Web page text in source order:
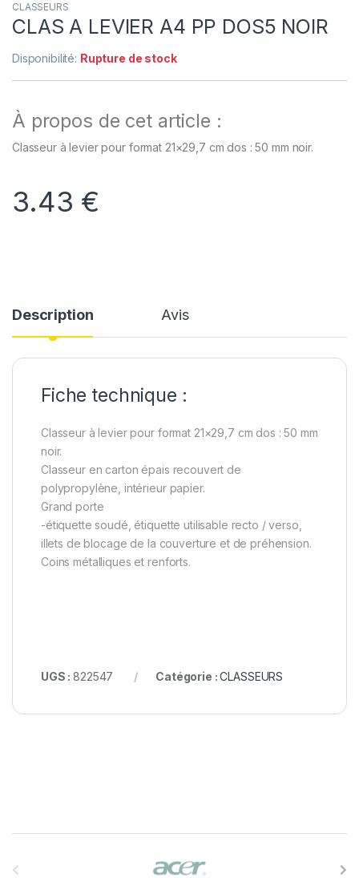
CLASSEURS
CLAS A LEVIER A4 PP DOS5 NOIR
Disponibilité: Rupture de stock
À propos de cet article :
Classeur à levier pour format 21×29,7 cm dos : 50 mm noir.
3.43 €
Description Avis
Fiche technique :
Classeur à levier pour format 21×29,7 cm dos : 50 mm
noir.
Classeur en carton épais recouvert de
polypropylène, intérieur papier.
Grand porte
-étiquette soudé, étiquette utilisable recto / verso,
illets de blocage de la couverture et de préhension.
Coins métalliques et renforts.
UGS :822547 Catégorie :CLASSEURS